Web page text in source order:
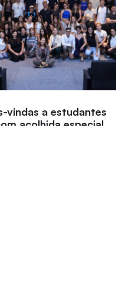
vindas a estudantes
acolhida especial